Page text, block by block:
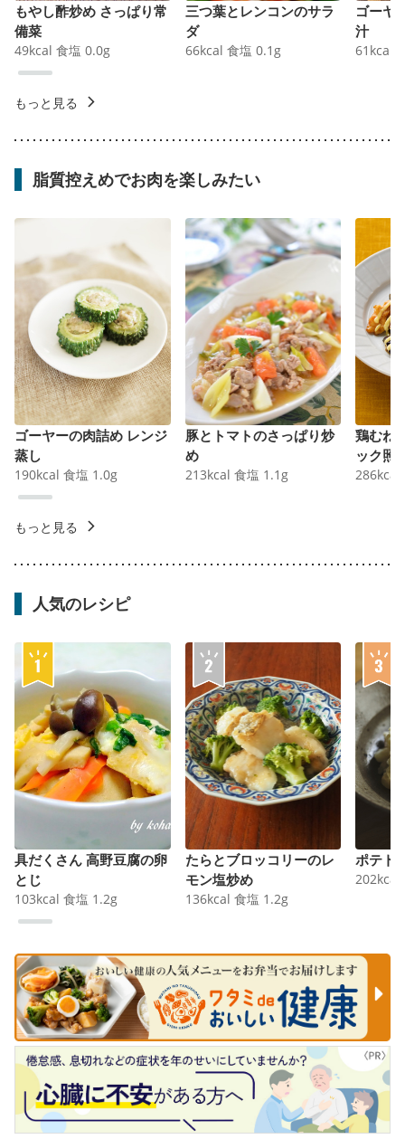
もやし酢炒め さっぱり常
備菜
49kcal 食塩 0.0g
三つ葉とレンコンのサラ
ダ
66kcal 食塩 0.1 g
ゴーヤ
汁
61 kcal
もっと見る
脂質控えめでお肉を楽しみたい
ゴーヤーの肉詰め レンジ
蒸し
190kcal 食塩 1.0g
豚とトマトのさっぱり炒
め
213kcal 食塩 1.1 g
鶏むね
ック照
286kcal
もっと見る
人気のレシピ
具だくさん 高野豆腐の卵
とじ
103kcal 食塩 1.2g
たらとブロッコリーのレ
モン塩炒め
136kcal 食塩 1.2g
ポテト
202kcal